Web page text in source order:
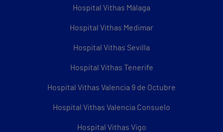
Hospital Vithas Málaga
Hospital Vithas Medimar
Hospital Vithas Sevilla
Hospital Vithas Tenerife
Hospital Vithas Valencia 9 de Octubre
Hospital Vithas Valencia Consuelo
Hospital Vithas Vigo